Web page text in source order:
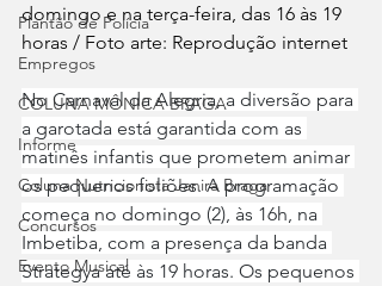
Plantão de Polícia
Empregos
COLUNA MÔNICA BRAGA
Informe
Coluna Nutricionista Janira Braga
Concursos
Evento Musical
domingo e na terça-feira, das 16 às 19
horas / Foto arte: Reprodução internet
No Carnaval da Alegria, a diversão para
a garotada está garantida com as
matinês infantis que prometem animar
os pequenos foliões. A programação
começa no domingo (2), às 16h, na
Imbetiba, com a presença da banda
Strategya até às 19 horas. Os pequenos